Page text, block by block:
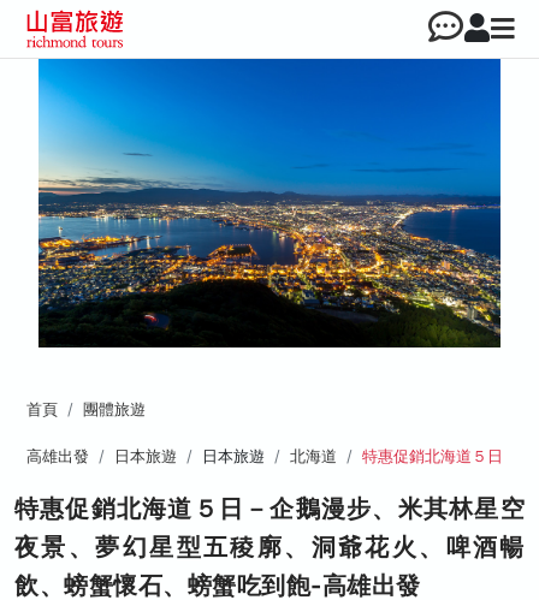
首頁 團體旅遊
高雄出發 日本旅遊 日本旅遊 北海道 特惠促銷北海道５日
特惠促銷北海道５日－企鵝漫步、米其林星空
夜景、夢幻星型五稜廓、洞爺花火、啤酒暢
飲、螃蟹懷石、螃蟹吃到飽-高雄出發